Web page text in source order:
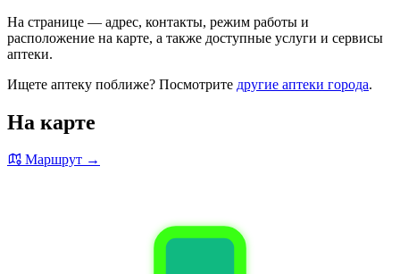
На странице — адрес, контакты, режим работы и
расположение на карте, а также доступные услуги и сервисы
аптеки.
Ищете аптеку поближе? Посмотрите другие аптеки города.
На карте
Маршрут →